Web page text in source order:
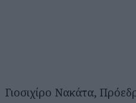
Γιοσιχίρο Νακάτα,